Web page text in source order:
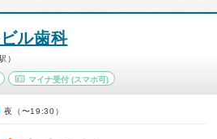
ル歯科
）
マイナ受付 (スマホ可)
夜（〜19:30）